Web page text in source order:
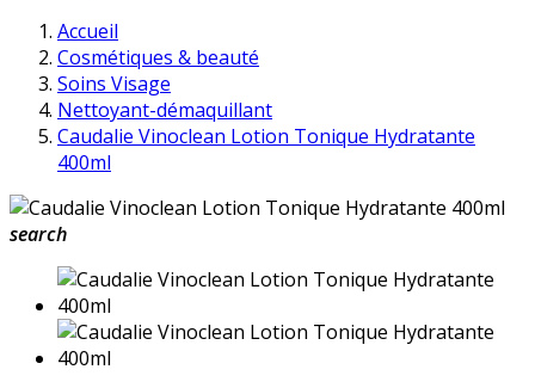
Accueil
Cosmétiques & beauté
Soins Visage
Nettoyant-démaquillant
Caudalie Vinoclean Lotion Tonique Hydratante
400ml
search